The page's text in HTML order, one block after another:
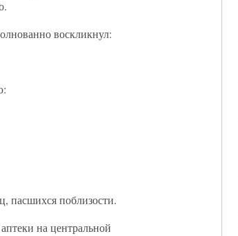
воскликнул:
пасшихся поблизости.
на центральной